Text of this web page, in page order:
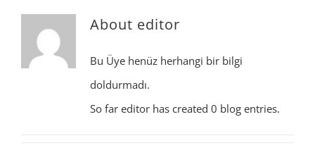
About editor
Bu Üye henüz herhangi bir bilgi
doldurmadı.
So far editor has created 0 blog entries.